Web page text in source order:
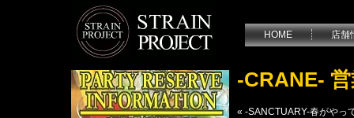
HOME 店舗
-CRANE-
« -SANCTUARY-春がやっ